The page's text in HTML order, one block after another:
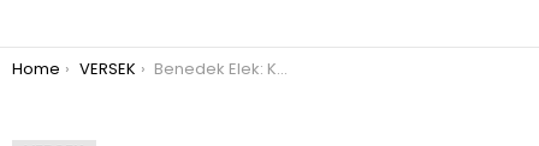
You are here:
Home VERSEK Benedek Elek: Katóka nyuszikája